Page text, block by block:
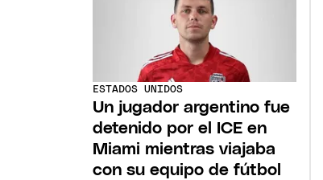
ESTADOS UNIDOS
Un jugador argentino fue
detenido por el ICE en
Miami mientras viajaba
con su equipo de fútbol